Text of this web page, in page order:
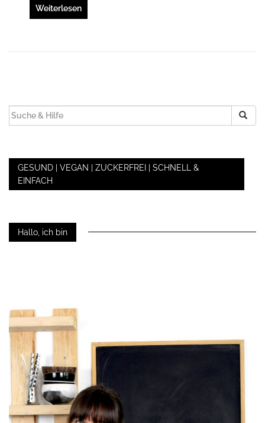
Weiterlesen
SUCHEN
NACH:
GESUND | VEGAN | ZUCKERFREI | SCHNELL &
EINFACH
Hallo, ich bin